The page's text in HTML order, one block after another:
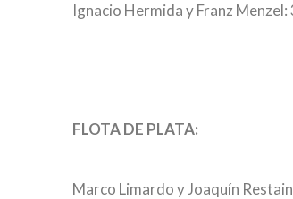
Ignacio Hermida y Franz Menzel:
FLOTA DE PLATA:
Marco Limardo y Joaquín